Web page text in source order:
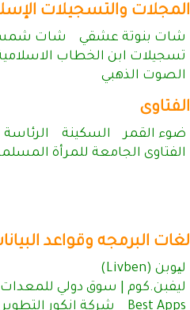
المجلات والتسجيلات
شات بنوتة عشقي
شات شمس
تسجيلات ابن الخطاب
الصوت الذهبي
الفتاوى
ضوء القمر السكينة
الرئاسة
الفتاوى الجامعة للمرأة
لغات البرمجه وقواعد
لیوبن (Livben)
ليفبن.كوم | سوق دولي للمعدات
Best Apps
شركة انكور